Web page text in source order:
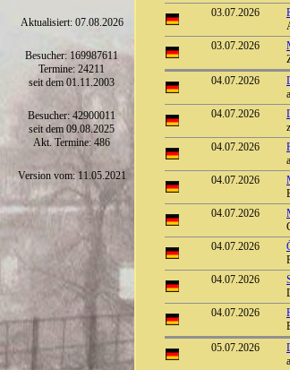
Aktualisiert: 07.08.2026
Besucher: 169987611
Termine: 24211
seit dem 01.11.2003
Besucher: 42900011
seit dem 09.08.2025
Akt. Termine: 486
Version vom: 11.05.2021
03.07.2026
03.07.2026
04.07.2026
04.07.2026
04.07.2026
04.07.2026
04.07.2026
04.07.2026
04.07.2026
04.07.2026
05.07.2026